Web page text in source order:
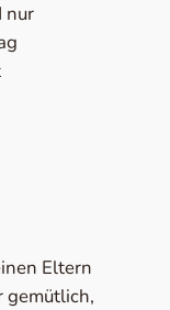
nur
Eltern
gemütlich,